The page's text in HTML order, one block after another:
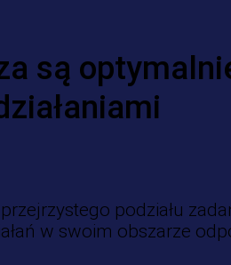
są
podziału
w swoim obszarze